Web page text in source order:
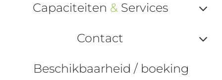
ou
Capaciteiten &Services
ou
Contact
Beschikbaarheid / boeking